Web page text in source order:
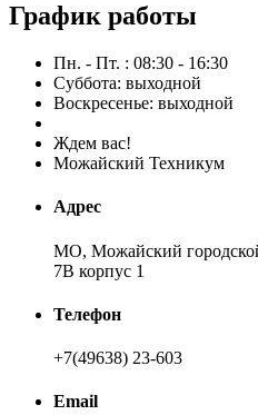
График работы
Пн. - Пт. : 08:30 - 16:30
Суббота: выходной
Воскресенье: выходной
Ждем вас!
Можайский Техникум
Адрес
МО, Можайский
7В корпус 1
Телефон
+7(49638) 23-603
Email